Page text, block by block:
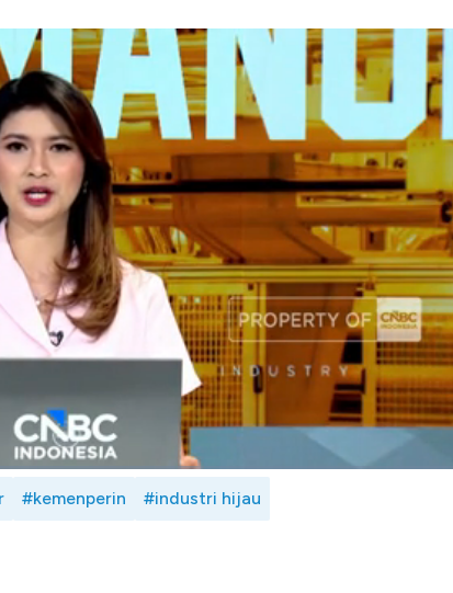
mendorong transformasi iklim investasi sektor
dan penguatan hukum kawasan Industri termasuk lewat
dan Pemberian Persetujuan Rencana
Pemantauan Lingkungan Hidup Rinci Bagi Rencana
di Kawasan Industri.
Indonesia masih sangat menjanjikan dalam
yang tercermin dari terus masuknya investor ke dalam
mendorong investasi industri termasuk transformasi
Cinka dengan Wakil Menteri Perindustrian RI, Faisol
(Jum'at,08/05/2026)
#kemenperin #industri hijau